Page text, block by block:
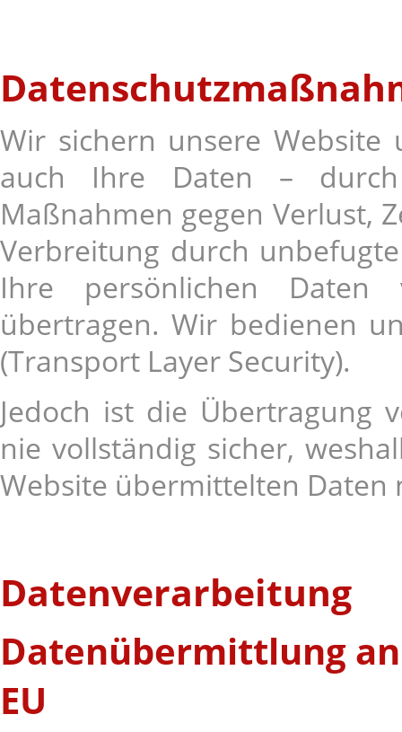
Wir sichern unsere
auch Ihre Daten – durch
Maßnahmen gegen Verlust,
Verbreitung durch
Ihre persönlichen Daten
übertragen. Wir bedienen
(Transport Layer Security).
Jedoch ist die Übertragung
nie vollständig sicher,
Website übermittelten Daten
Datenverarbeitung
Datenübermittlung
EU